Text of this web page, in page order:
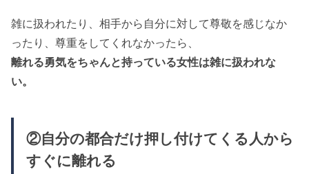
雑に扱われたり、相手から自分に対して尊敬を感じなか
ったり、尊重をしてくれなかったら、
離れる勇気をちゃんと持っている女性は雑に扱われな
い。
②自分の都合だけ押し付けてくる人から
すぐに離れる